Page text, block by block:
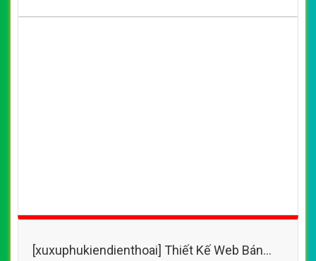
[xuxuphukiendienthoai] Thiết Kế Web Bán